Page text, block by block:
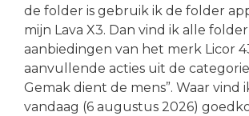
de folder is gebruik ik de folder
mijn Lava X3. Dan vind ik alle
aanbiedingen van het merk Licor
aanvullende acties uit de
Gemak dient de mens”. Waar vind
vandaag (6 augustus 2026)